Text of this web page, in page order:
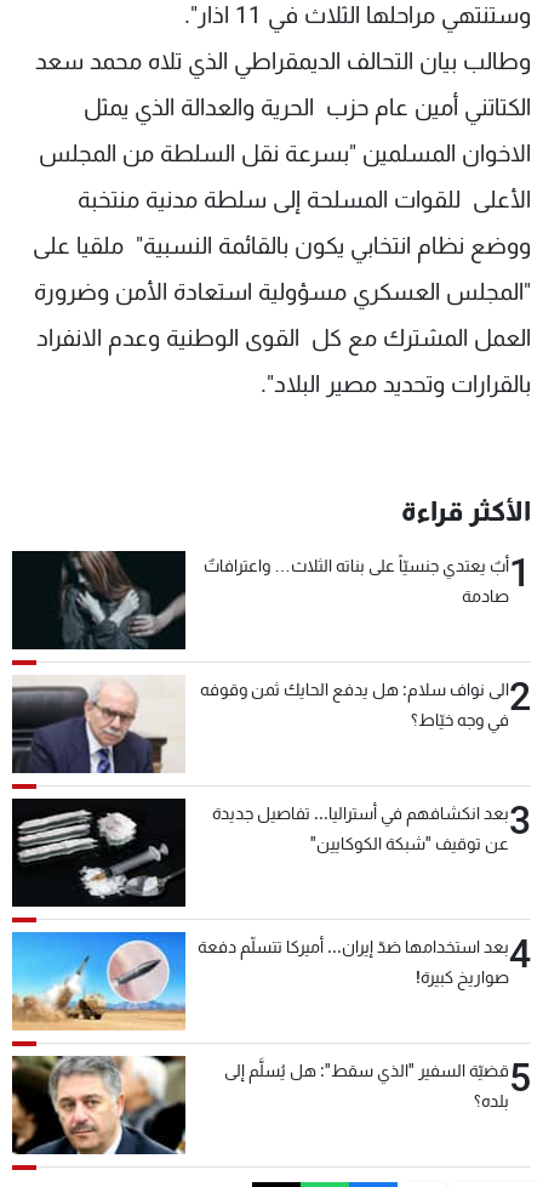
وستنتهي مراحلها الثلاث في 11 اذار".
وطالب بيان التحالف الديمقراطي الذي تلاه محمد سعد
الكتاتني أمين عام حزب الحرية والعدالة الذي يمثل
الاخوان المسلمين "بسرعة نقل السلطة من المجلس
الأعلى للقوات المسلحة إلى سلطة مدنية منتخبة
ووضع نظام انتخابي يكون بالقائمة النسبية" ملقيا على
"المجلس العسكري مسؤولية استعادة الأمن وضرورة
العمل المشترك مع كل القوى الوطنية وعدم الانفراد
بالقرارات وتحديد مصير البلاد".
الأكثر قراءة
1أبٌ يعتدي جنسيّاً على بناته الثلاث… واعترافاتٌ
صادمة
2الى نواف سلام: هل يدفع الحايك ثمن وقوفه
في وجه خيّاط؟
3بعد انكشافهم في أستراليا... تفاصيل جديدة
عن توقيف "شبكة الكوكايين"
4بعد استخدامها ضدّ إيران... أميركا تتسلّم دفعة
صواريخ كبيرة!
5قضيّة السفير "الذي سقط": هل يُسلَّم إلى
بلده؟